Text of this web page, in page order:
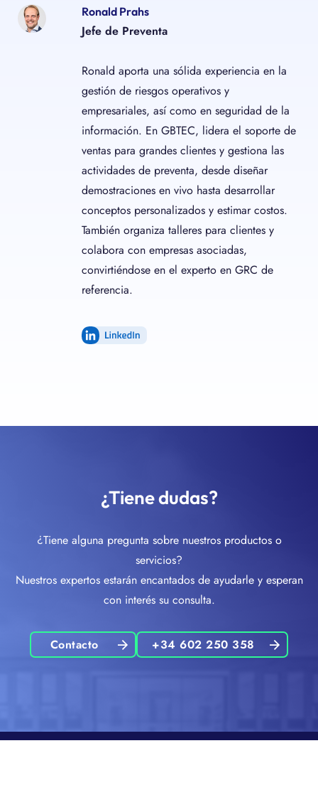
Ronald Prahs
Jefe de Preventa
Ronald aporta una sólida experiencia en la
gestión de riesgos operativos y
empresariales, así como en seguridad de la
información. En GBTEC, lidera el soporte de
ventas para grandes clientes y gestiona las
actividades de preventa, desde diseñar
demostraciones en vivo hasta desarrollar
conceptos personalizados y estimar costos.
También organiza talleres para clientes y
colabora con empresas asociadas,
convirtiéndose en el experto en GRC de
referencia.
¿Tiene dudas?
¿Tiene alguna pregunta sobre nuestros productos o
servicios?
Nuestros expertos estarán encantados de ayudarle y esperan
con interés su consulta.
Contacto +34 602 250 358